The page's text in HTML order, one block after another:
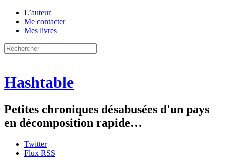
L’auteur
Me contacter
Mes livres
Hashtable
Petites chroniques désabusées d'un pays
en décomposition rapide…
Twitter
Flux RSS